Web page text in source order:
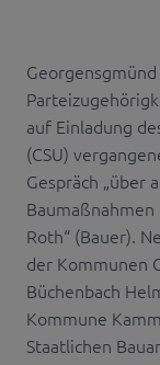
auf Einladung
(CSU)
Gespräch „über
Roth“ (Bauer).
der Kommunen
Büchenbach
Kommune
Staatlichen